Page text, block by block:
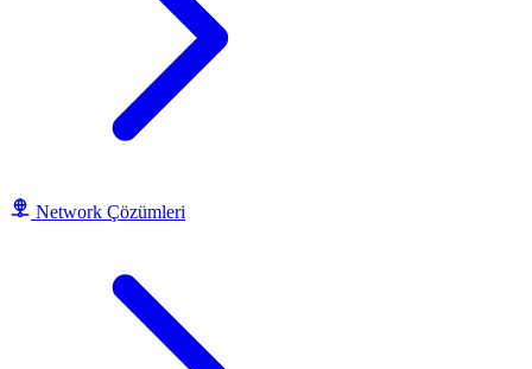
Network Çözümleri